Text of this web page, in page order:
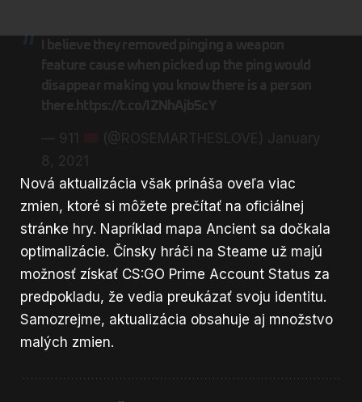
Nová aktualizácia však prináša oveľa viac
zmien, ktoré si môžete prečítať na oficiálnej
stránke hry. Napríklad mapa Ancient sa dočkala
optimalizácie. Čínsky hráči na Steame už majú
možnosť získať CS:GO Prime Account Status za
predpokladu, že vedia preukázať svoju identitu.
Samozrejme, aktualizácia obsahuje aj množstvo
malých zmien.